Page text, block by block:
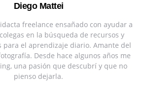
Diego Mattei
freelance ensañado con ayudar a
en la búsqueda de recursos y
para el aprendizaje diario. Amante del
Desde hace algunos años me
una pasión que descubrí y que no
pienso dejarla.